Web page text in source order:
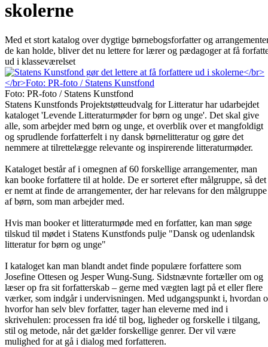
skolerne
Med et stort katalog over dygtige børnebogsforfatter og
de kan holde, bliver det nu lettere for lærer og pædagoger at få
ud i klasseværelset
Foto: PR-foto / Statens Kunstfond
Statens Kunstfonds Projektstøtteudvalg for Litteratur har udarbejdet
kataloget 'Levende Litteraturmøder for børn og unge'. Det skal give
alle, som arbejder med børn og unge, et overblik over et mangfoldigt
og sprudlende forfatterfelt i ny dansk børnelitteratur og gøre det
nemmere at tilrettelægge relevante og inspirerende litteraturmøder.
Kataloget består af i omegnen af 60 forskellige arrangementer, man
kan booke forfattere til at holde. De er sorteret efter målgruppe, så det
er nemt at finde de arrangementer, der har relevans for den målgruppe
af børn, som man arbejder med.
Hvis man booker et litteraturmøde med en forfatter, kan man søge
tilskud til mødet i Statens Kunstfonds pulje "Dansk og udenlandsk
litteratur for børn og unge"
I kataloget kan man blandt andet finde populære forfattere som
Josefine Ottesen og Jesper Wung-Sung. Sidstnævnte fortæller om og
læser op fra sit forfatterskab – gerne med vægten lagt på et eller flere
værker, som indgår i undervisningen. Med udgangspunkt i, hvordan
hvorfor han selv blev forfatter, tager han eleverne med ind i
skrivehulen: processen fra idé til bog, ligheder og forskelle i tilgang,
stil og metode, når det gælder forskellige genrer. Der vil være
mulighed for at gå i dialog med forfatteren.